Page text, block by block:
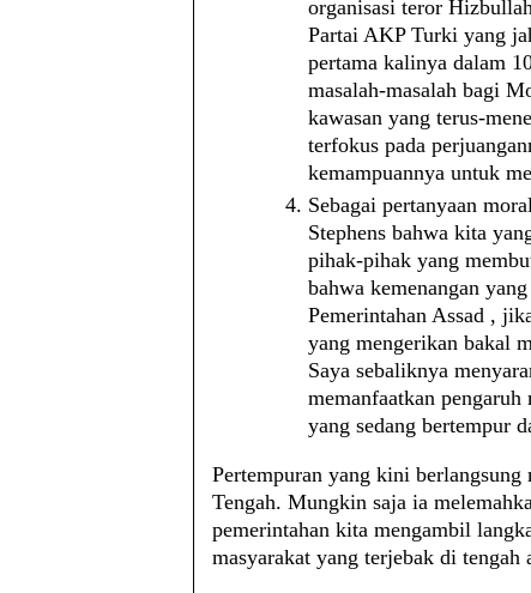
organisasi teror
Partai AKP Turki yang
pertama kalinya dalam
masalah-masalah bagi
kawasan yang terus-
terfokus pada
kemampuannya untuk
Sebagai pertanyaan
Stephens bahwa kita
pihak-pihak yang
bahwa kemenangan
Pemerintahan Assad ,
yang mengerikan bakal
Saya sebaliknya
memanfaatkan
yang sedang bertempur
Pertempuran yang kini
Tengah. Mungkin saja ia
pemerintahan kita mengambil
masyarakat yang terjebak di tengah